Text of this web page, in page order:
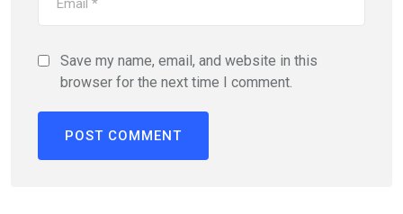
Save my name, email, and website in this
browser for the next time I comment.